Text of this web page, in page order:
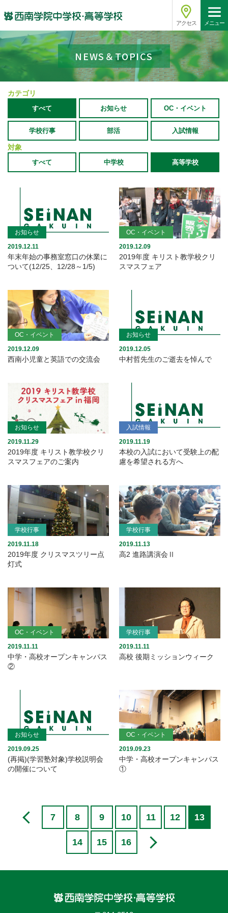
アクセス メニュー
NEWS＆TOPICS
カテゴリ
すべて お知らせ OC・イベント
学校行事 部活 入試情報
対象
すべて 中学校 高等学校
お知らせ
2019.12.11
年末年始の事務室窓口の休業に
ついて(12/25、12/28～1/5)
OC・イベント
2019.12.09
2019年度 キリスト教学校クリ
スマスフェア
OC・イベント
2019.12.09
西南小児童と英語での交流会
お知らせ
2019.12.05
中村哲先生のご逝去を悼んで
お知らせ
2019.11.29
2019年度 キリスト教学校クリ
スマスフェアのご案内
入試情報
2019.11.19
本校の入試において受験上の配
慮を希望される方へ
学校行事
2019.11.18
2019年度 クリスマスツリー点
灯式
学校行事
2019.11.13
高2 進路講演会Ⅱ
OC・イベント
2019.11.11
中学・高校オープンキャンパス
②
学校行事
2019.11.11
高校 後期ミッションウィーク
お知らせ
2019.09.25
(再掲)(学習塾対象)学校説明会
の開催について
OC・イベント
2019.09.23
中学・高校オープンキャンパス
①
7 8 9 10 11 12 13
14 15 16